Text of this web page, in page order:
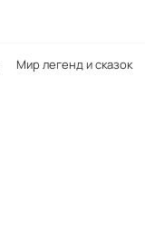
Мир легенд и сказок